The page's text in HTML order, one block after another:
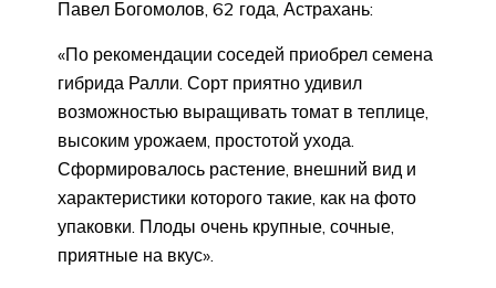
Павел Богомолов, 62 года, Астрахань:
«По рекомендации соседей приобрел семена
гибрида Ралли. Сорт приятно удивил
возможностью выращивать томат в теплице,
высоким урожаем, простотой ухода.
Сформировалось растение, внешний вид и
характеристики которого такие, как на фото
упаковки. Плоды очень крупные, сочные,
приятные на вкус».